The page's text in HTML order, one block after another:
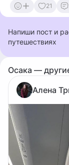
21
Напиши пост и
путешествиях
Осака —
Алена